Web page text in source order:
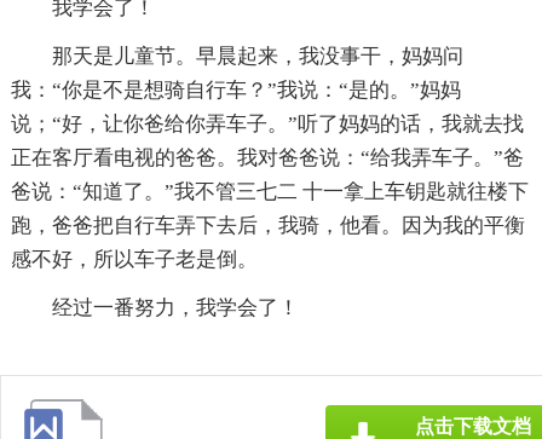
我学会了！
那天是儿童节。早晨起来，我没事干，妈妈问
我：“你是不是想骑自行车？”我说：“是的。”妈妈
说；“好，让你爸给你弄车子。”听了妈妈的话，我就去找
正在客厅看电视的爸爸。我对爸爸说：“给我弄车子。”爸
爸说：“知道了。”我不管三七二 十一拿上车钥匙就往楼下
跑，爸爸把自行车弄下去后，我骑，他看。因为我的平衡
感不好，所以车子老是倒。
经过一番努力，我学会了！
点击下载文档